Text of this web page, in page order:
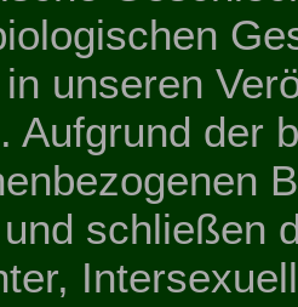
unseren
Aufgrund der
schließen